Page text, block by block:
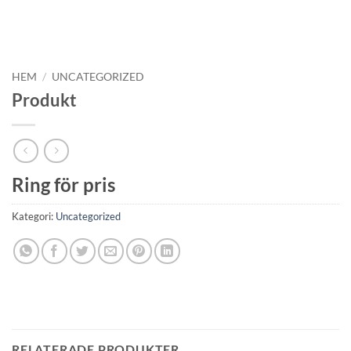
HEM / UNCATEGORIZED
Produkt
Ring för pris
Kategori: Uncategorized